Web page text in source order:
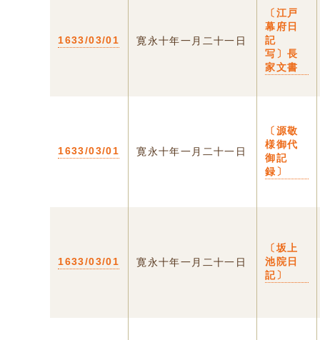
1633/03/01 寛永十年一月二十一日
〔江戸
幕府日
記
写〕長
家文書
1633/03/01 寛永十年一月二十一日
〔源敬
様御代
御記
録〕
1633/03/01 寛永十年一月二十一日
〔坂上
池院日
記〕